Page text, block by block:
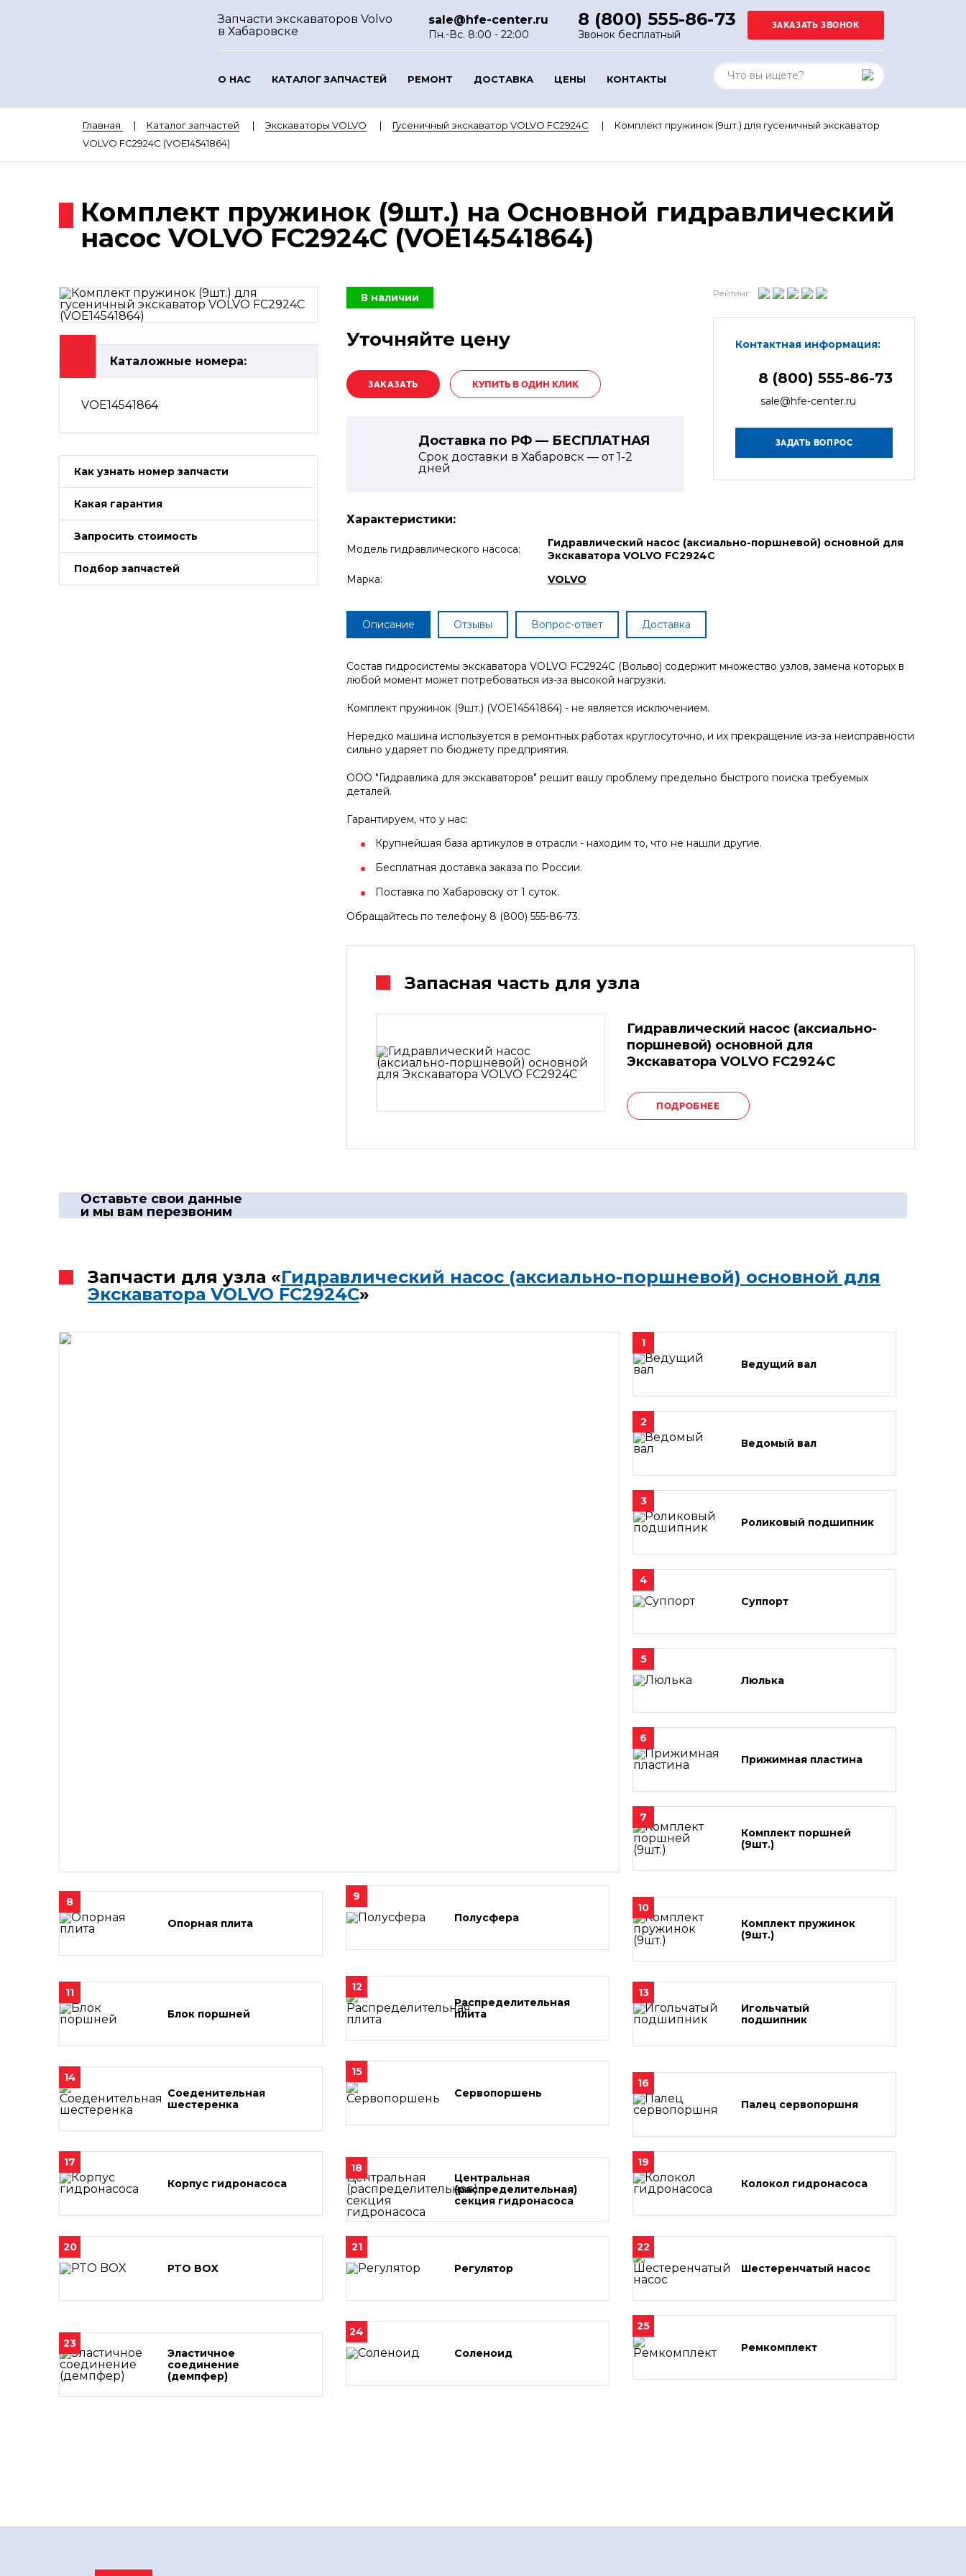
Запчасти экскаваторов Volvo
в Хабаровске
sale@hfe-center.ru
Пн.-Вс. 8:00 - 22:00
8 (800) 555-86-73
Звонок бесплатный
О НАС КАТАЛОГ ЗАПЧАСТЕЙ РЕМОНТ ДОСТАВКА ЦЕНЫ КОНТАКТЫ
Главная Каталог запчастей Экскаваторы VOLVO Гусеничный экскаватор VOLVO FC2924C
Комплект пружинок (9шт.) для гусеничный экскаватор
VOLVO FC2924C (VOE14541864)
Комплект пружинок (9шт.) на Основной гидравлический
насос VOLVO FC2924C (VOE14541864)
Каталожные номера:
VOE14541864
Как узнать номер запчасти
Какая гарантия
Запросить стоимость
Подбор запчастей
В наличии
Уточняйте цену
КУПИТЬ В ОДИН КЛИК
Доставка по РФ — БЕСПЛАТНАЯ
Срок доставки в Хабаровск — от1-2
дней
Рейтинг:
Контактная информация:
8 (800) 555-86-73
sale@hfe-center.ru
Характеристики:
Модель гидравлического насоса:
Гидравлический насос (аксиально-поршневой) основной для
Экскаватора VOLVO FC2924C
Марка:
VOLVO
Описание Отзывы Вопрос-ответ Доставка
Состав гидросистемы экскаватора VOLVO FC2924C (Вольво) содержит множество узлов, замена которых в
любой момент может потребоваться из-за высокой нагрузки.
Комплект пружинок (9шт.) (VOE14541864) - не является исключением.
Нередко машина используется в ремонтных работах круглосуточно, и их прекращение из-за неисправности
сильно ударяет по бюджету предприятия.
ООО "Гидравлика для экскаваторов" решит вашу проблему предельно быстрого поиска требуемых
деталей.
Гарантируем, что у нас:
Крупнейшая база артикулов в отрасли - находим то, что не нашли другие.
Бесплатная доставка заказа по России.
Поставка по Хабаровску от 1 суток.
Обращайтесь по телефону 8 (800) 555-86-73.
Запасная часть для узла
Гидравлический насос (аксиально-
поршневой) основной для
Экскаватора VOLVO FC2924C
ПОДРОБНЕЕ
Оставьте свои данные
и мы вам перезвоним
Запчасти для узла «Гидравлический насос (аксиально-поршневой) основной для
Экскаватора VOLVO FC2924C»
1
Ведущий вал
2
Ведомый вал
3
Роликовый подшипник
4
Суппорт
5
Люлька
6
Прижимная пластина
7
Комплект поршней
(9шт.)
8
Опорная плита
9
Полусфера
10
Комплект пружинок
(9шт.)
11
Блок поршней
12
Распределительная
плита
13
Игольчатый
подшипник
14
Соеденительная
шестеренка
15
Сервопоршень
16
Палец сервопоршня
17
Корпус гидронасоса
18
Центральная
(распределительная)
секция гидронасоса
19
Колокол гидронасоса
20
PTO BOX
21
Регулятор
22
Шестеренчатый насос
23
Эластичное
соединение
(демпфер)
24
Соленоид
25
Ремкомплект